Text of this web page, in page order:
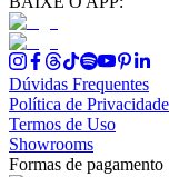
Dúvidas Frequentes
Política de Privacidade
Termos de Uso
Showrooms
Formas de pagamento